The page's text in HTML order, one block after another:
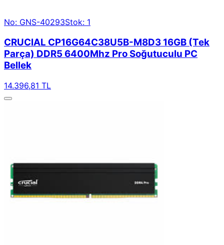
No: GNS-40293Stok: 1
CRUCIAL CP16G64C38U5B-M8D3 16GB (Tek
Parça) DDR5 6400Mhz Pro Soğutuculu PC
Bellek
14.396,81 TL